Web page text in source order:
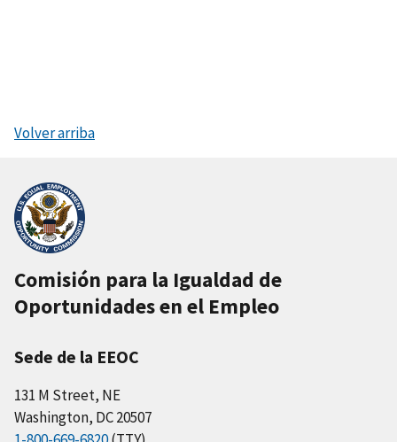
Volver arriba
Comisión para la Igualdad de
Oportunidades en el Empleo
Sede de la EEOC
131 M Street, NE
Washington, DC 20507